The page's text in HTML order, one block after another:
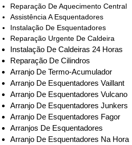
Reparação De Aquecimento Central
Assistência A Esquentadores
Instalação De Esquentadores
Reparação Urgente De Caldeira
Instalação De Caldeiras 24 Horas
Reparação De Cilindros
Arranjo De Termo-Acumulador
Arranjo De Esquentadores Vaillant
Arranjo De Esquentadores Vulcano
Arranjo De Esquentadores Junkers
Arranjo De Esquentadores Fagor
Arranjos De Esquentadores
Arranjo De Esquentadores Na Hora